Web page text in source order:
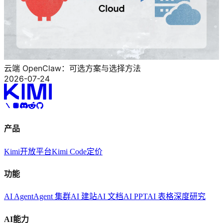
云端 OpenClaw：可选方案与选择方法
2026-07-24
产品
Kimi开放平台Kimi Code定价
功能
AI AgentAgent 集群AI 建站AI 文档AI PPTAI 表格深度研究
AI能力